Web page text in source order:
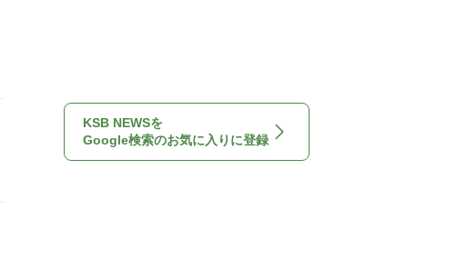
KSB NEWSを
Google検索のお気に入りに登録